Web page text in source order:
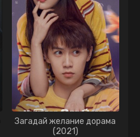
Загадай желание дорама
(2021)